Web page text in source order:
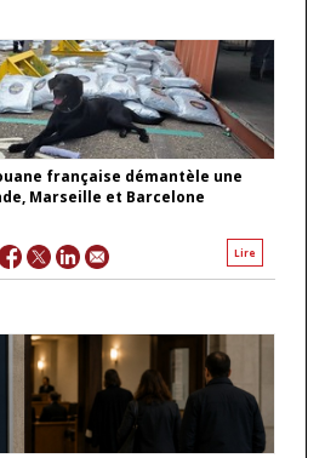
française démantèle une
Marseille et Barcelone
Lire